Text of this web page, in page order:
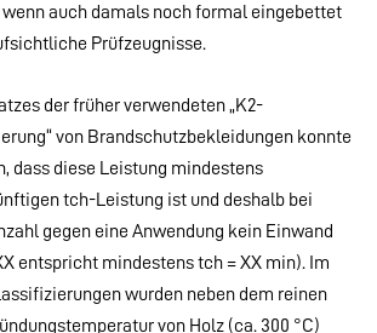
wenn auch damals noch formal eingebettet
Prüfzeugnisse.
der früher verwendeten „K2-
von Brandschutzbekleidungen konnte
dass diese Leistung mindestens
tch-Leistung ist und deshalb bei
gegen eine Anwendung kein Einwand
entspricht mindestens tch = XX min). Im
wurden neben dem reinen
von Holz (ca. 300 °C)